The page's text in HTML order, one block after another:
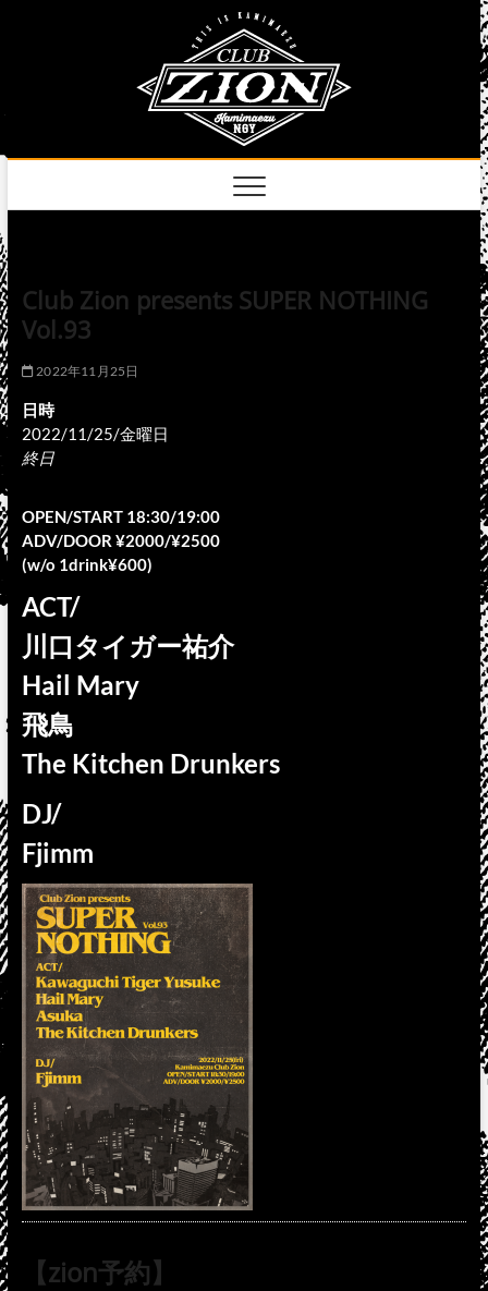
Club Zion presents SUPER NOTHING
Vol.93
2022年11月25日
日時
2022/11/25/金曜日
終日
OPEN/START 18:30/19:00
ADV/DOOR ¥2000/¥2500
(w/o 1drink¥600)
ACT/
川口タイガー祐介
Hail Mary
飛鳥
The Kitchen Drunkers
DJ/
Fjimm
【zion予約】